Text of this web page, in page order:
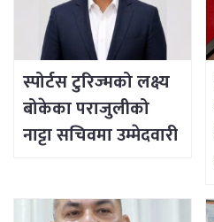
स्पोर्टस टुरिज्मको लक्ष्य
बोकेका पराजुलीको
नाट्टा सचिवमा उम्मेदवारी